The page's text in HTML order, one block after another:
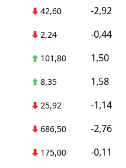
42,60 -2,92
2,24 -0,44
101,80 1,50
8,35 1,58
25,92 -1,14
686,50 -2,76
175,00 -0,11